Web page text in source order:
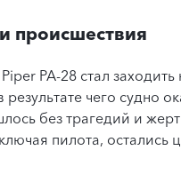
происшествия
PA-28 стал
результате чего судно
без трагедий и
пилота, остались